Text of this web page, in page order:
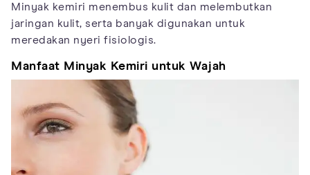
Minyak kemiri menembus kulit dan melembutkan
jaringan kulit, serta banyak digunakan untuk
meredakan nyeri fisiologis.
Manfaat Minyak Kemiri untuk Wajah